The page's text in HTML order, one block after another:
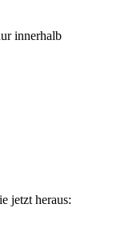
innerhalb
jetzt heraus: